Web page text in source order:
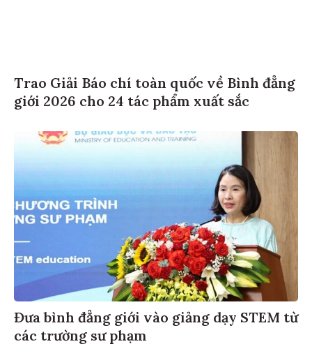
Trao Giải Báo chí toàn quốc về Bình đẳng
giới 2026 cho 24 tác phẩm xuất sắc
Đưa bình đẳng giới vào giảng dạy STEM từ
các trường sư phạm